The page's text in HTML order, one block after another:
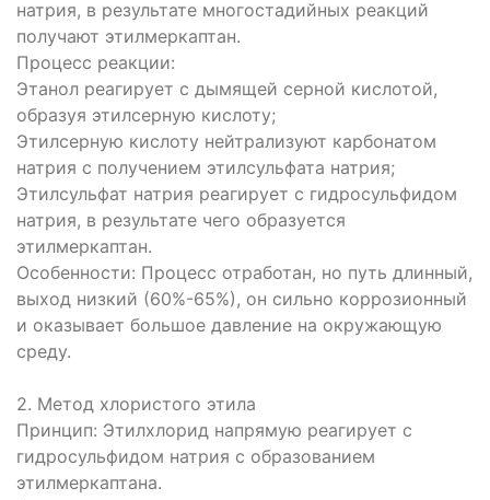
натрия, в результате многостадийных реакций
получают этилмеркаптан.
Процесс реакции:
Этанол реагирует с дымящей серной кислотой,
образуя этилсерную кислоту;
Этилсерную кислоту нейтрализуют карбонатом
натрия с получением этилсульфата натрия;
Этилсульфат натрия реагирует с гидросульфидом
натрия, в результате чего образуется
этилмеркаптан.
Особенности: Процесс отработан, но путь длинный,
выход низкий (60%-65%), он сильно коррозионный
и оказывает большое давление на окружающую
среду.
2. Метод хлористого этила
Принцип: Этилхлорид напрямую реагирует с
гидросульфидом натрия с образованием
этилмеркаптана.